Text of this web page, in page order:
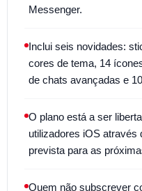
Messenger.
Inclui seis novidades:
cores de tema, 14
de chats avançadas e
O plano está a ser
utilizadores iOS através
prevista para as
Quem não subscrever